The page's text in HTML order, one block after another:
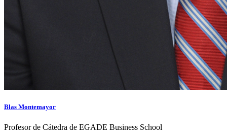
Blas Montemayor
Profesor de Cátedra de EGADE Business School